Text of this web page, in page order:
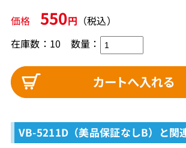
価格 550円 （税込）
在庫数：10 数量：
VB-5211D（美品保証なしB）と関